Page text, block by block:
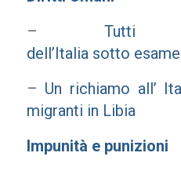
–
dell’Italia sotto
– Un richiamo all’
migranti in Libia
Impunità e punizioni